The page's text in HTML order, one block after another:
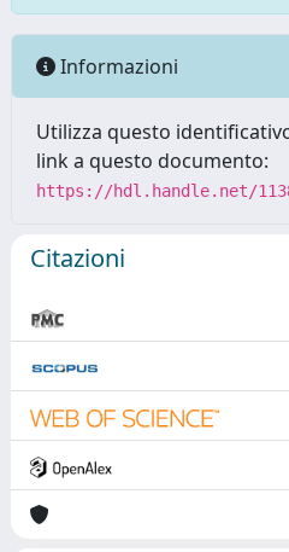
Informazioni
Utilizza questo
link a questo documento:
https://hdl.handle.net/
Citazioni